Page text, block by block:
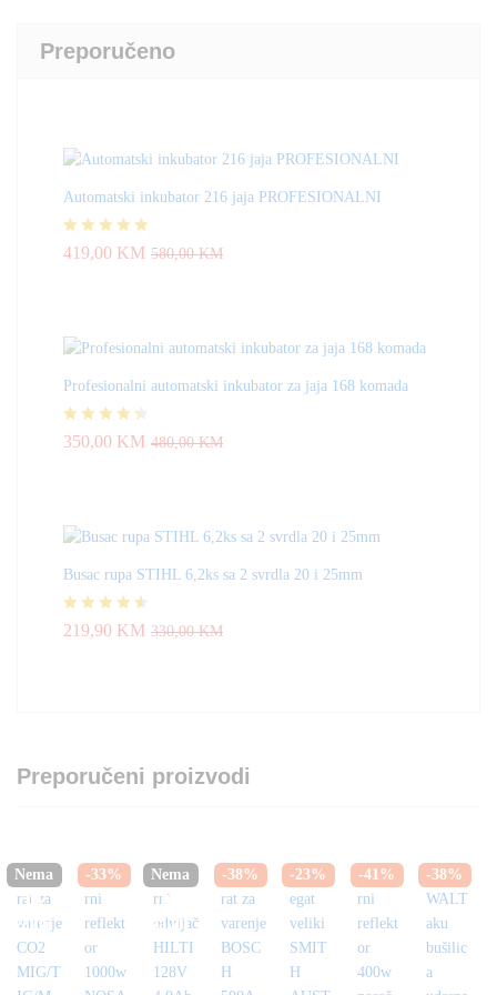
Preporučeno
Automatski inkubator 216 jaja PROFESIONALNI
Ocjenjeno
419,00 KM 580,00KM
Profesionalni automatski inkubator za jaja 168 komada
Ocjenjeno
350,00 KM 480,00KM
Busac rupa STIHL 6,2ks sa 2 svrdla 20 i 25mm
Ocjenjeno
219,90 KM 330,00KM
Preporučeni proizvodi
Nema
na
zalihi
-33%
Nema
na
zalihi
-38% -23% -41 % -38%